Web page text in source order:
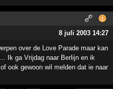
8 juli 2003 14:27
over de Love Parade maar kan
Ik ga Vrijdag naar Berlijn en ik
ook gewoon wil melden dat ie naar